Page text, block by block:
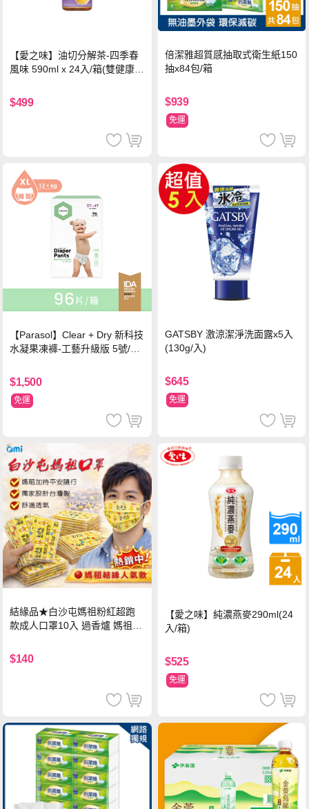
【愛之味】油切分解茶-四季春
風味 590ml x 24入/箱(雙健康認
$499
倍潔雅超質感抽取式衛生紙150
抽x84包/箱
$939
免運
【Parasol】Clear + Dry 新科技
水凝果凍褲-工藝升級版 5號/XL
$1,500
免運
GATSBY 激涼潔淨洗面露x5入
(130g/入)
$645
免運
結緣品★白沙屯媽祖粉紅超跑
款成人口罩10入 過香爐 媽祖加
$140
【愛之味】純濃燕麥290ml(24
入/箱)
$525
免運